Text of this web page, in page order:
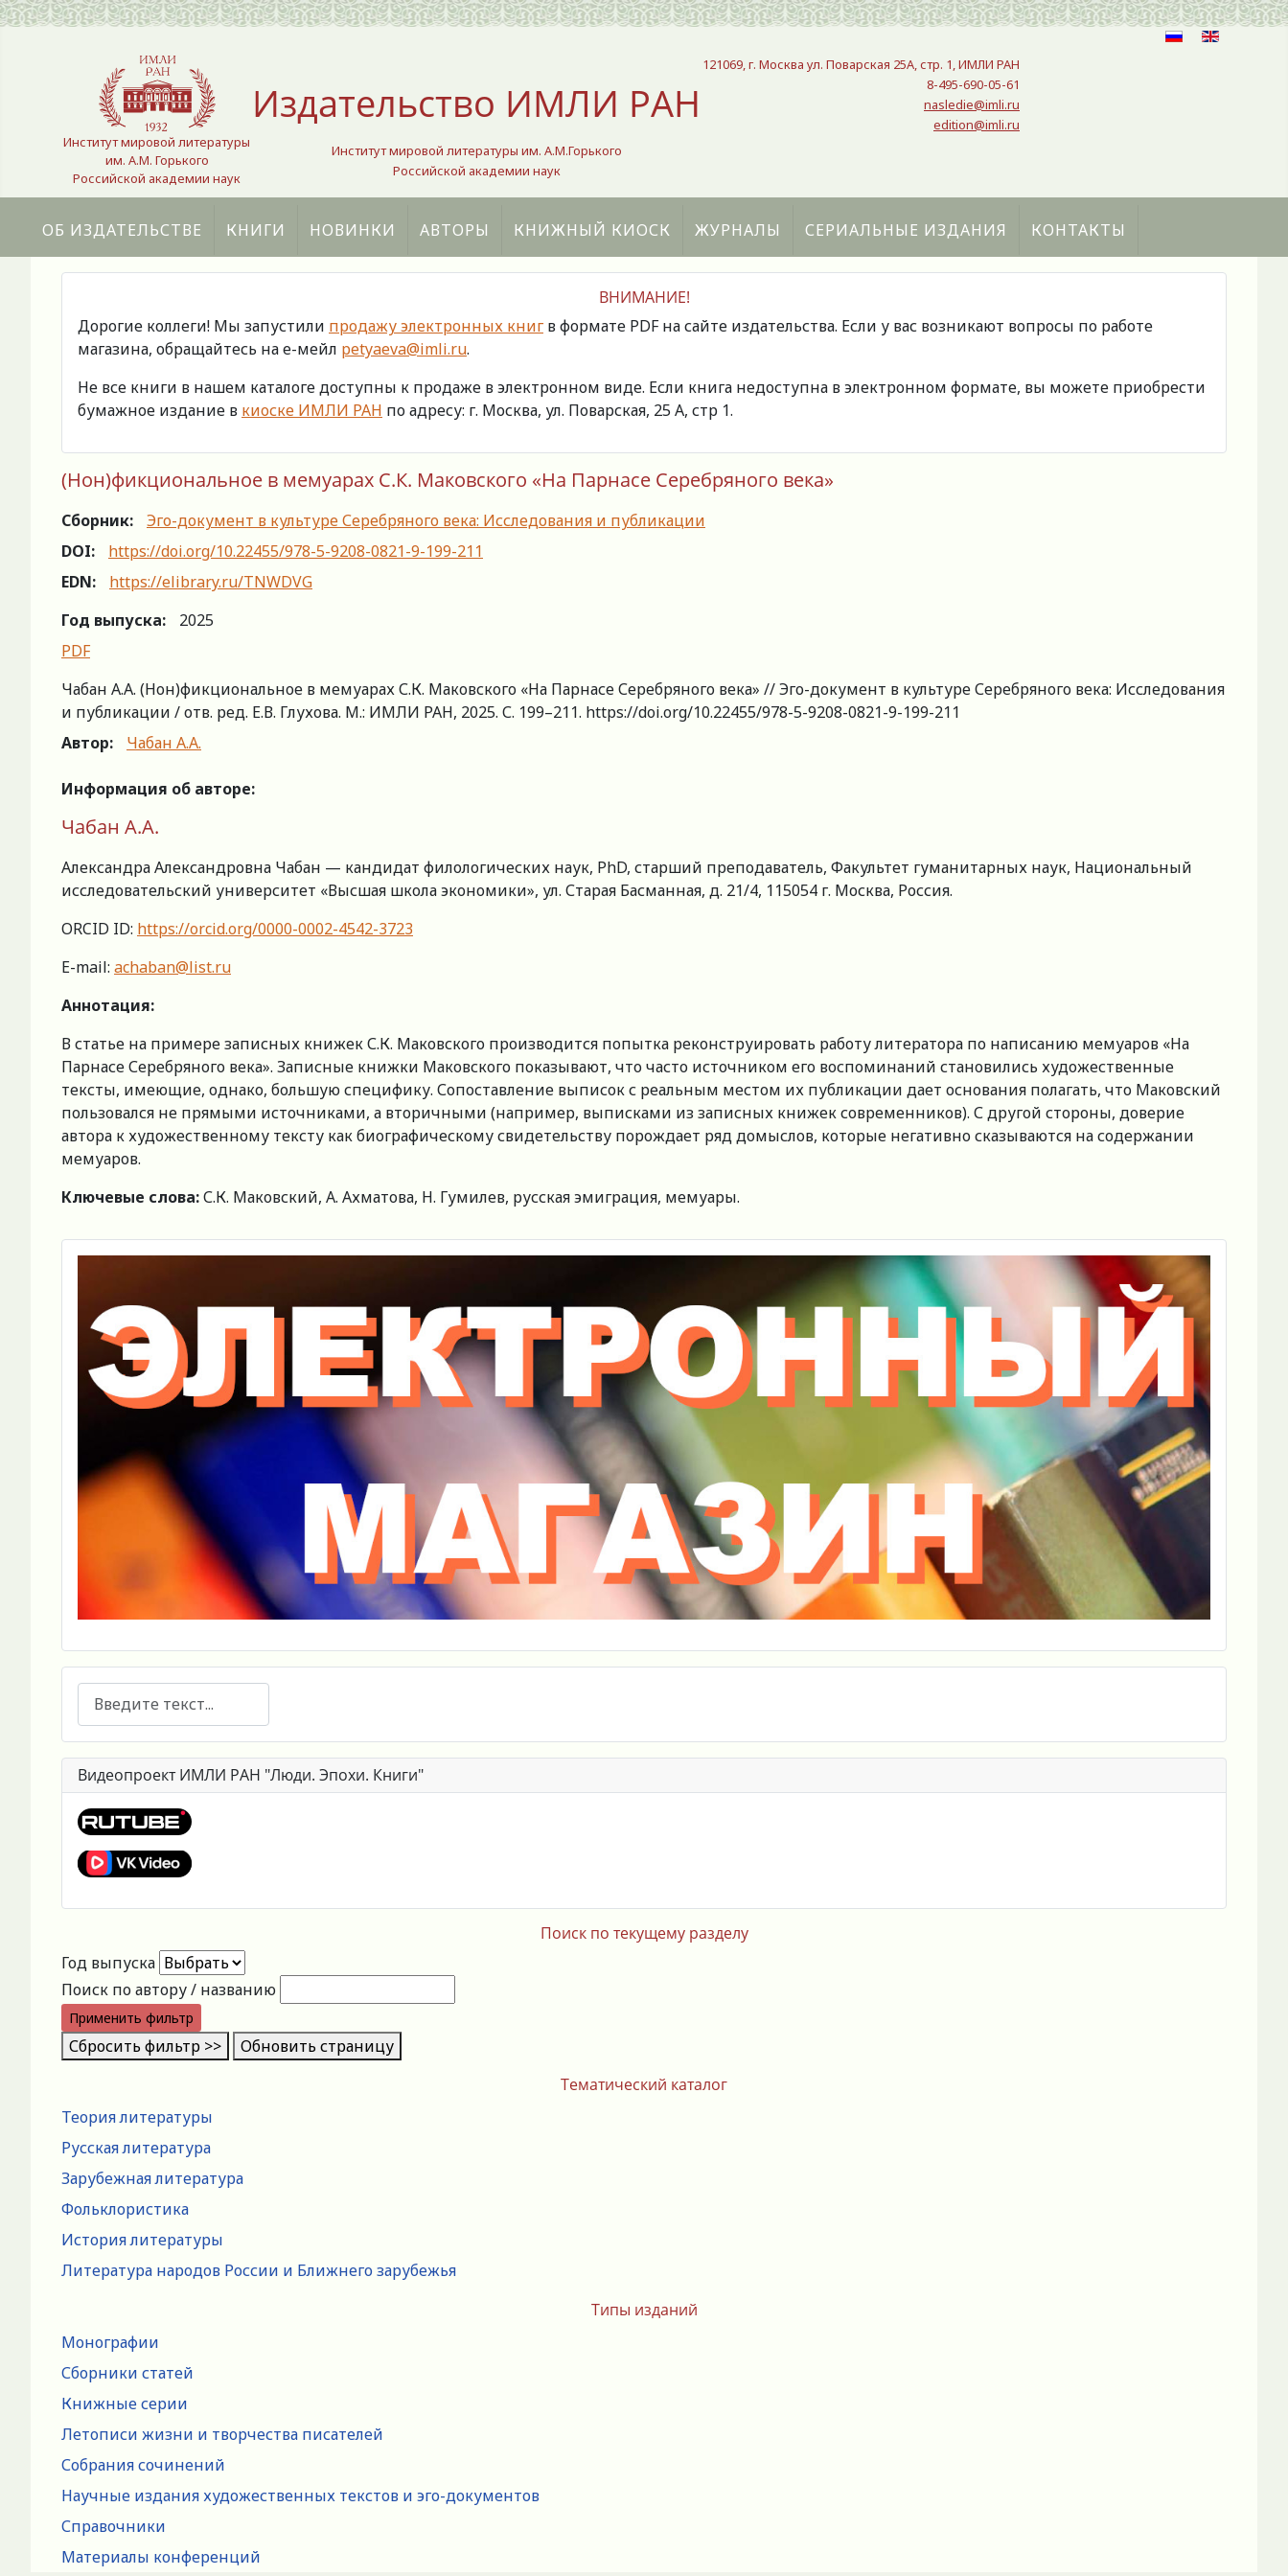
Выберите язык
Институт мировой литературы
им. А.М. Горького
Российской академии наук
Издательство ИМЛИ РАН
Институт мировой литературы им. А.М.Горького
Российской академии наук
121069, г. Москва ул. Поварская 25A, стр. 1, ИМЛИ РАН
8-495-690-05-61
nasledie@imli.ru
edition@imli.ru
ОБ ИЗДАТЕЛЬСТВЕ КНИГИ НОВИНКИ АВТОРЫ КНИЖНЫЙ КИОСК ЖУРНАЛЫ СЕРИАЛЬНЫЕ ИЗДАНИЯ КОНТАКТЫ
Тематический каталог
Теория литературы
Русская литература
Зарубежная литература
Фольклористика
История литературы
Литература народов России и Ближнего зарубежья
Типы изданий
Монографии
Сборники статей
Книжные серии
Летописи жизни и творчества писателей
Собрания сочинений
Научные издания художественных текстов и эго-документов
Справочники
Материалы конференций
ВНИМАНИЕ!
Дорогие коллеги! Мы запустили продажу электронных книг в формате PDF на сайте издательства. Если у вас возникают вопросы по работе
магазина, обращайтесь на е-мейл petyaeva@imli.ru.
Не все книги в нашем каталоге доступны к продаже в электронном виде. Если книга недоступна в электронном формате, вы можете приобрести
бумажное издание в киоске ИМЛИ РАН по адресу: г. Москва, ул. Поварская, 25 А, стр 1.
(Нон)фикциональное в мемуарах С.К. Маковского «На Парнасе Серебряного века»
Сборник:
Эго-документ в культуре Серебряного века: Исследования и публикации
DOI:
https://doi.org/10.22455/978-5-9208-0821-9-199-211
EDN:
https://elibrary.ru/TNWDVG
Год выпуска:
2025
PDF
Чабан А.А. (Нон)фикциональное в мемуарах С.К. Маковского «На Парнасе Серебряного века» // Эго-документ в культуре Серебряного века: Исследования
и публикации / отв. ред. Е.В. Глухова. М.: ИМЛИ РАН, 2025. С. 199–211. https://doi.org/10.22455/978-5-9208-0821-9-199-211
Автор:
Чабан А.А.
Информация об авторе:
Чабан А.А.
Александра Александровна Чабан — кандидат филологических наук, PhD, старший преподаватель, Факультет гуманитарных наук, Национальный
исследовательский университет «Высшая школа экономики», ул. Старая Басманная, д. 21/4, 115054 г. Москва, Россия.
ORCID ID: https://orcid.org/0000-0002-4542-3723
E-mail: achaban@list.ru
Аннотация:
В статье на примере записных книжек С.К. Маковского производится попытка реконструировать работу литератора по написанию мемуаров «На
Парнасе Серебряного века». Записные книжки Маковского показывают, что часто источником его воспоминаний становились художественные
тексты, имеющие, однако, большую специфику. Сопоставление выписок с реальным местом их публикации дает основания полагать, что Маковский
пользовался не прямыми источниками, а вторичными (например, выписками из записных книжек современников). С другой стороны, доверие
автора к художественному тексту как биографическому свидетельству порождает ряд домыслов, которые негативно сказываются на содержании
мемуаров.
Ключевые слова:С.К. Маковский, А. Ахматова, Н. Гумилев, русская эмиграция, мемуары.
Поиск
Видеопроект ИМЛИ РАН "Люди. Эпохи. Книги"
Поиск по текущему разделу
Год выпуска
Поиск по автору / названию
Применить фильтр
Сбросить фильтр >> Обновить страницу